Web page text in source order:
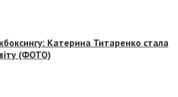
Катерина Титаренко стала
(ФОТО)